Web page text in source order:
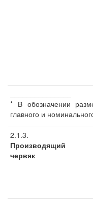
* В обозначении
главного и
2.1.3.
Производящий
червяк